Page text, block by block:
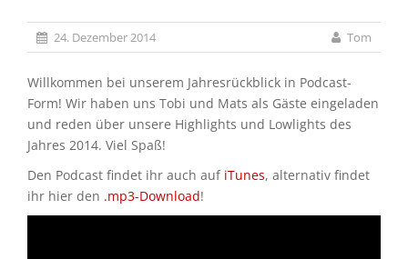
Impressum
Discord
24. Dezember 2014 Tom
Willkommen bei unserem Jahresrückblick in Podcast-
Form! Wir haben uns Tobi und Mats als Gäste eingeladen
und reden über unsere Highlights und Lowlights des
Jahres 2014. Viel Spaß!
Den Podcast findet ihr auch auf iTunes, alternativ findet
ihr hier den .mp3-Download!